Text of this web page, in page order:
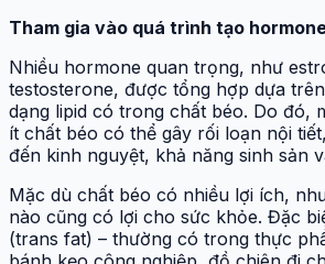
Tham gia vào quá trình tạo
Nhiều hormone quan trọng, như
testosterone, được tổng hợp dựa
dạng lipid có trong chất béo. Do đó,
ít chất béo có thể gây rối loạn nội
đến kinh nguyệt, khả năng sinh sản
Mặc dù chất béo có nhiều lợi ích,
nào cũng có lợi cho sức khỏe. Đặc
(trans fat) – thường có trong thực